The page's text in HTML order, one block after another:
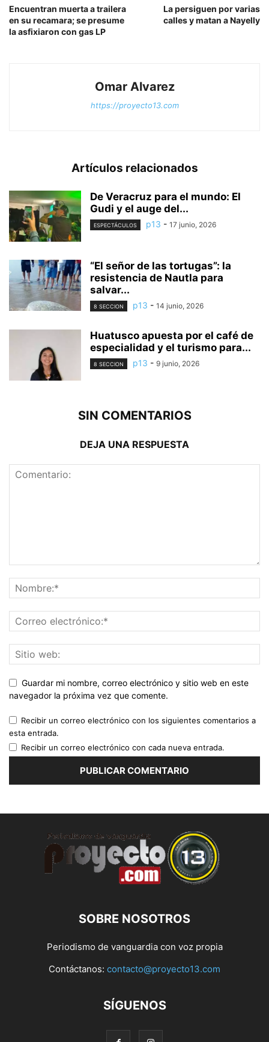
Encuentran muerta a trailera
en su recamara; se presume
la asfixiaron con gas LP
La persiguen por varias
calles y matan a Nayelly
Omar Alvarez
https://proyecto13.com
Artículos relacionados
De Veracruz para el mundo: El
Gudi y el auge del...
ESPECTÁCULOS p13 - 17 junio, 2026
“El señor de las tortugas”: la
resistencia de Nautla para
salvar...
8 SECCION p13 - 14 junio, 2026
Huatusco apuesta por el café de
especialidad y el turismo para...
8 SECCION p13 - 9 junio, 2026
SIN COMENTARIOS
DEJA UNA RESPUESTA
Guardar mi nombre, correo electrónico y sitio web en este
navegador la próxima vez que comente.
Recibir un correo electrónico con los siguientes comentarios a
esta entrada.
Recibir un correo electrónico con cada nueva entrada.
SOBRE NOSOTROS
Periodismo de vanguardia con voz propia
Contáctanos: contacto@proyecto13.com
SÍGUENOS